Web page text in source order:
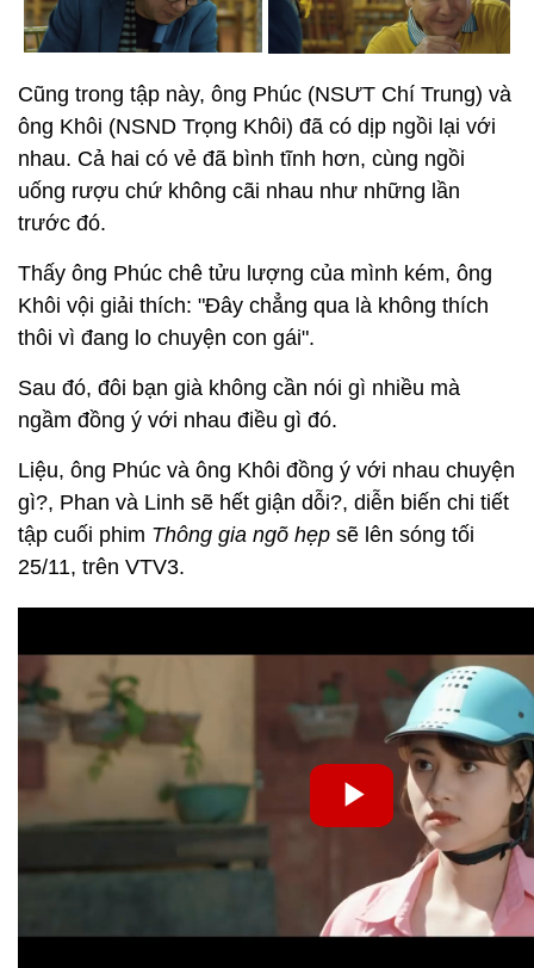
Cũng trong tập này, ông Phúc (NSƯT Chí Trung) và
ông Khôi (NSND Trọng Khôi) đã có dịp ngồi lại với
nhau. Cả hai có vẻ đã bình tĩnh hơn, cùng ngồi
uống rượu chứ không cãi nhau như những lần
trước đó.
Thấy ông Phúc chê tửu lượng của mình kém, ông
Khôi vội giải thích: "Đây chẳng qua là không thích
thôi vì đang lo chuyện con gái".
Sau đó, đôi bạn già không cần nói gì nhiều mà
ngầm đồng ý với nhau điều gì đó.
Liệu, ông Phúc và ông Khôi đồng ý với nhau chuyện
gì?, Phan và Linh sẽ hết giận dỗi?, diễn biến chi tiết
tập cuối phim Thông gia ngõ hẹp sẽ lên sóng tối
25/11, trên VTV3.